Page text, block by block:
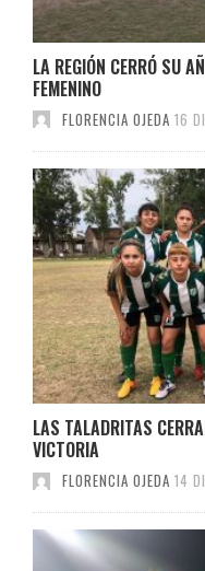
LA REGIÓN CERRÓ SU
FEMENINO
FLORENCIA OJEDA 16
LAS TALADRITAS
VICTORIA
FLORENCIA OJEDA 14